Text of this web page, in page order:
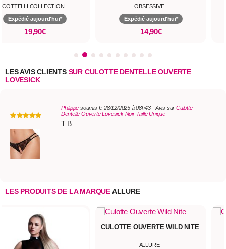
COTTELLI COLLECTION
Expédié aujourd'hui*
19,90€
OBSESSIVE
Expédié aujourd'hui*
14,90€
LES AVIS CLIENTSSUR CULOTTE DENTELLE OUVERTE
LOVESICK
Philippe soumis le 28/12/2025 à 08h43 - Avis sur Culotte
Dentelle Ouverte Lovesick Noir Taille Unique
T B
LES PRODUITS DE LA MARQUEALLURE
CULOTTE OUVERTE WILD NITE
ALLURE